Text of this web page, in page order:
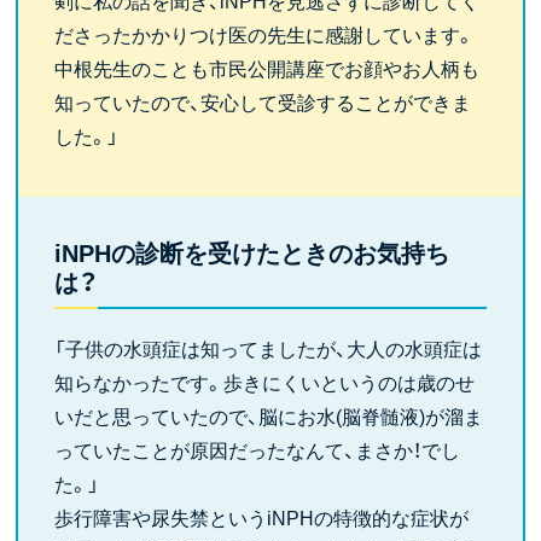
ださったかかりつけ医の先生に感謝しています。
中根先生のことも市民公開講座でお顔やお人柄も
知っていたので、安心して受診することができま
した。」
iNPHの診断を受けたときのお気持ち
は？
「子供の水頭症は知ってましたが、大人の水頭症は
知らなかったです。歩きにくいというのは歳のせ
いだと思っていたので、脳にお水(脳脊髄液)が溜ま
っていたことが原因だったなんて、まさか！でし
た。」
歩行障害や尿失禁というiNPHの特徴的な症状が